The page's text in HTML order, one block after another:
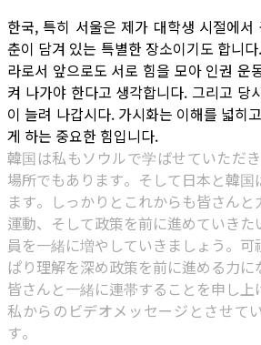
한국, 특히 서울은 제가 대학생 시절에서
춘이 담겨 있는 특별한 장소이기도 합니
라로서 앞으로도 서로 힘을 모아 인권 운
켜 나가야 한다고 생각합니다. 그리고 당
이 늘려 나갑시다. 가시화는 이해를 넓히
게 하는 중요한 힘입니다.
韓国は私もソウルで学ばせていただ
場所でもあります。そして日本と韓国
ます。しっかりとこれからも皆さん
運動、そして政策を前に進めていき
員を一緒に増やしていきましょう。可
ぱり理解を深め政策を前に進める力
皆さんと一緒に連帯することを申し上
私からのビデオメッセージとさせて
す。